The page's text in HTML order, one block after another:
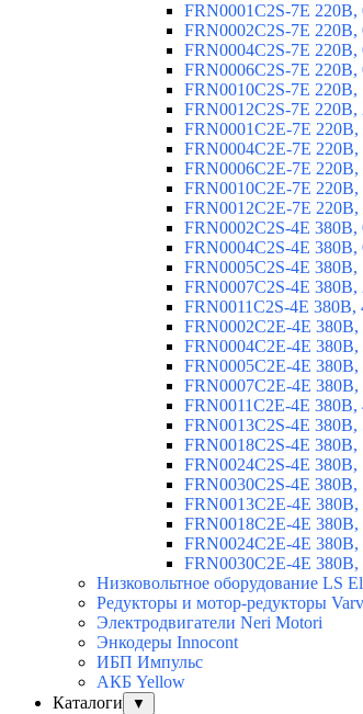
FRN0001C2S-7E 220В,
FRN0002C2S-7E 220В,
FRN0004C2S-7E 220В,
FRN0006C2S-7E 220В,
FRN0010C2S-7E 220В,
FRN0012C2S-7E 220В,
FRN0001C2E-7E 220В,
FRN0004C2E-7E 220В,
FRN0006C2E-7E 220В,
FRN0010C2E-7E 220В,
FRN0012C2E-7E 220В,
FRN0002C2S-4E 380В,
FRN0004C2S-4E 380В,
FRN0005C2S-4E 380В,
FRN0007C2S-4E 380В,
FRN0011C2S-4E 380В,
FRN0002C2E-4E 380В,
FRN0004C2E-4E 380В,
FRN0005C2E-4E 380В,
FRN0007C2E-4E 380В,
FRN0011C2E-4E 380В,
FRN0013C2S-4E 380В,
FRN0018C2S-4E 380В,
FRN0024C2S-4E 380В,
FRN0030C2S-4E 380В,
FRN0013C2E-4E 380В,
FRN0018C2E-4E 380В,
FRN0024C2E-4E 380В,
FRN0030C2E-4E 380В,
Низковольтное оборудование LS
Редукторы и мотор-редукторы
Электродвигатели Neri Motori
Энкодеры Innocont
ИБП Импульс
АКБ Yellow
Каталоги
▼